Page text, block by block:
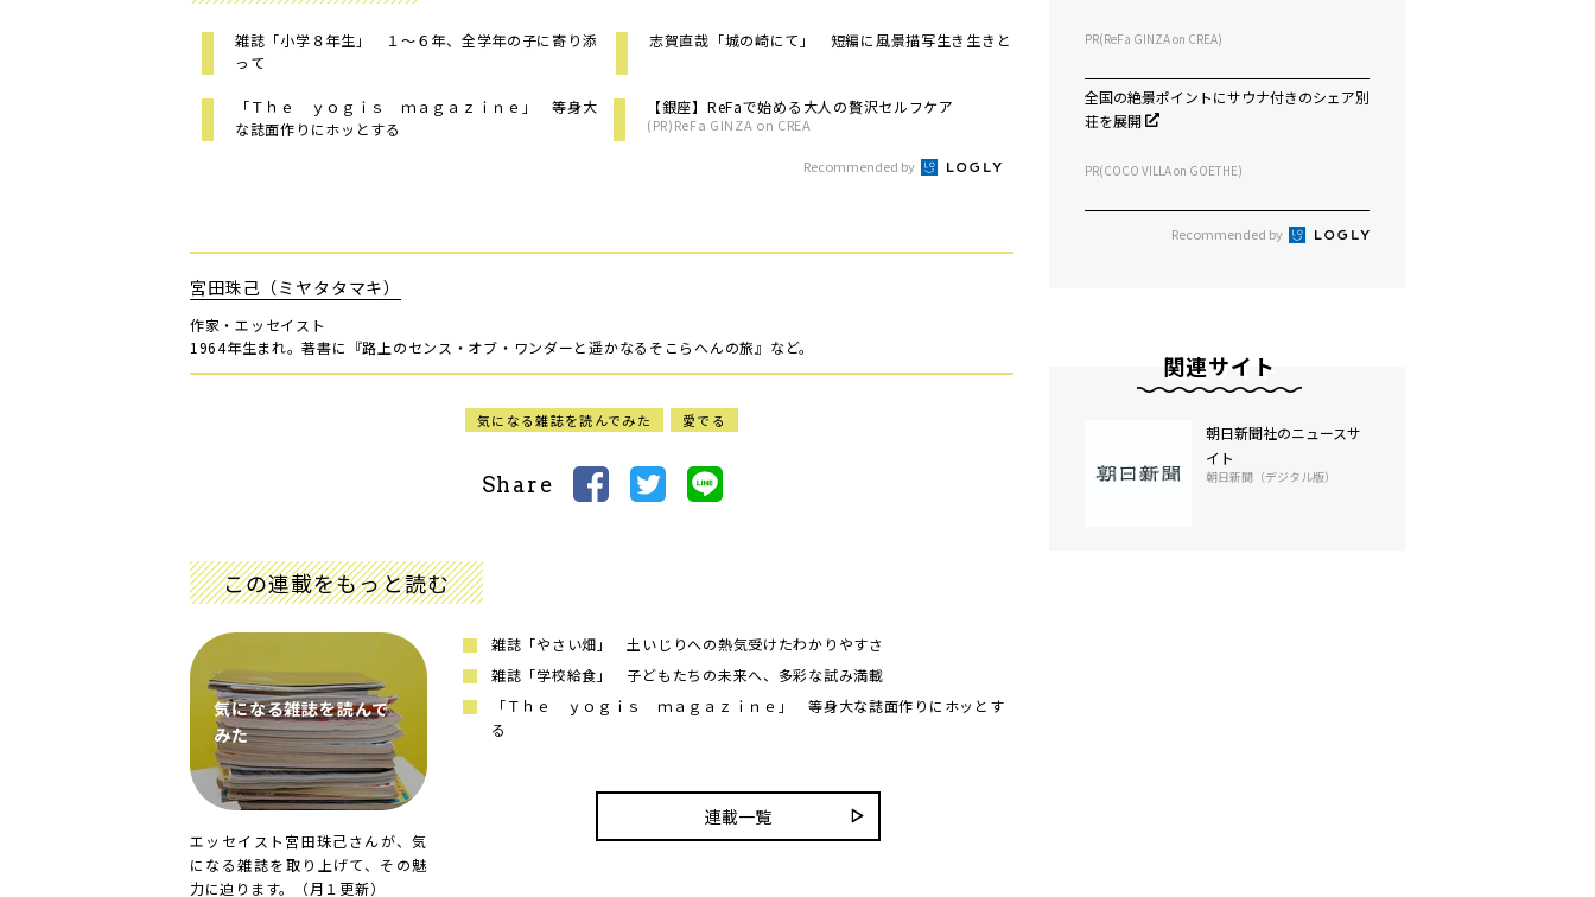
雑誌「小学８年生」 １～６年、全学年の子に寄り添
って
志賀直哉「城の崎にて」 短編に風景描写生き生きと
「Ｔｈｅ ｙｏｇｉｓ ｍａｇａｚｉｎｅ」 等身大
な誌面作りにホッとする
【銀座】ReFaで始める大人の贅沢セルフケア
(PR)ReFa GINZA on CREA
Recommended by
宮田珠己（ミヤタタマキ）
作家・エッセイスト
1964年生まれ。著書に『路上のセンス・オブ・ワンダーと遥かなるそこらへんの旅』など。
気になる雑誌を読んでみた 愛でる
Share
この連載をもっと読む
気になる雑誌を読んで
みた
エッセイスト宮田珠己さんが、気
になる雑誌を取り上げて、その魅
力に迫ります。（月１更新）
雑誌「やさい畑」 土いじりへの熱気受けたわかりやすさ
雑誌「学校給食」 子どもたちの未来へ、多彩な試み満載
「Ｔｈｅ ｙｏｇｉｓ ｍａｇａｚｉｎｅ」 等身大な誌面作りにホッとす
る
連載一覧
PR(ReFa GINZA on CREA)
全国の絶景ポイントにサウナ付きのシェア別
荘を展開
PR(COCO VILLA on GOETHE)
Recommended by
関連サイト
朝日新聞社のニュースサ
イト
朝日新聞（デジタル版）